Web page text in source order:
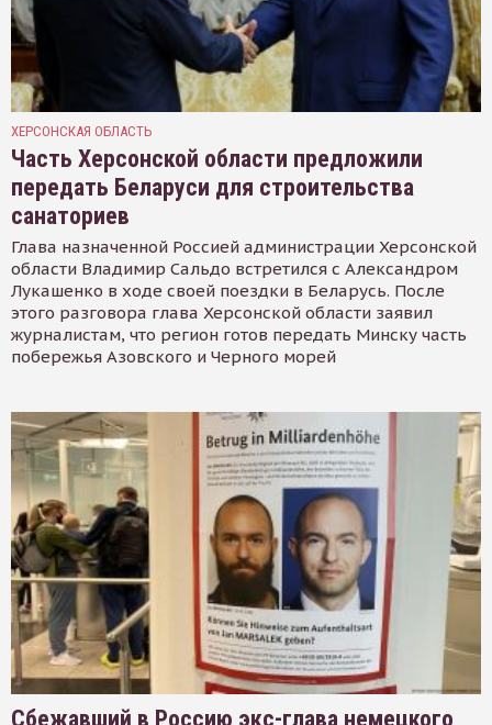
ХЕРСОНСКАЯ ОБЛАСТЬ
Часть Херсонской области предложили
передать Беларуси для строительства
санаториев
Глава назначенной Россией администрации Херсонской
области Владимир Сальдо встретился с Александром
Лукашенко в ходе своей поездки в Беларусь. После
этого разговора глава Херсонской области заявил
журналистам, что регион готов передать Минску часть
побережья Азовского и Черного морей
Сбежавший в Россию экс-глава немецкого